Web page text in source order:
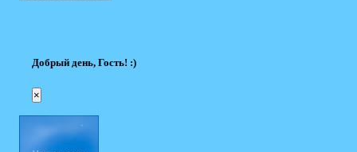
Добрый день, Гость! :)
×